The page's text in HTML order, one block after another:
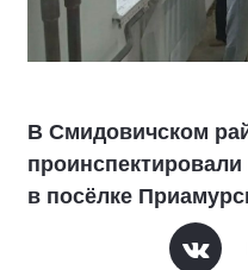
В Смидовичском
в посёлке